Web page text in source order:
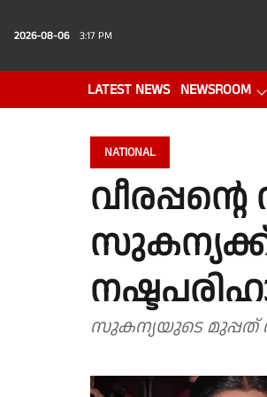
2026-08-06 3:17 PM
LATEST NEWS NEWSROOM
NATIONAL
സുകന്യയുടെ മുപ്പത്